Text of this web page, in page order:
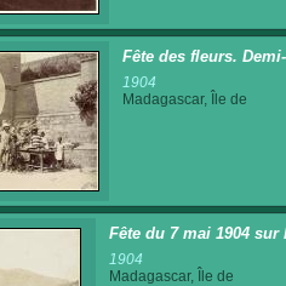
Fête des fleurs.
1904
Madagascar, Île de
Fête du 7 mai 1904
1904
Madagascar, Île de